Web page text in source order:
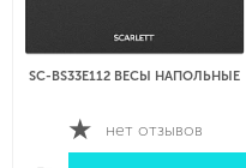
SC-BS33E112 ВЕСЫ НАПОЛЬНЫЕ
нет отзывов